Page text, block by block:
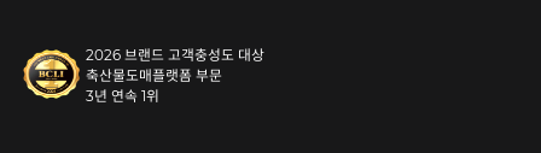
2026 브랜드 고객충성도 대상
축산물도매플랫폼 부문
3년 연속 1위